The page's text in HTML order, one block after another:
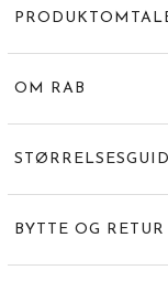
OM RAB
BYTTE OG RETUR